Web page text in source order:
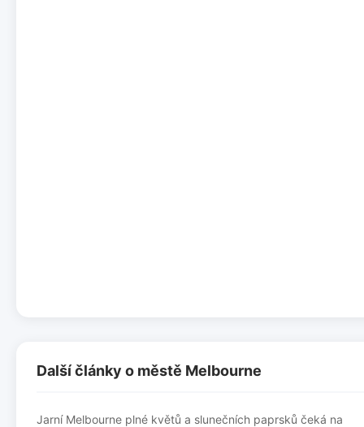
Další články o městě Melbourne
Jarní Melbourne plné květů a slunečních paprsků čeká na